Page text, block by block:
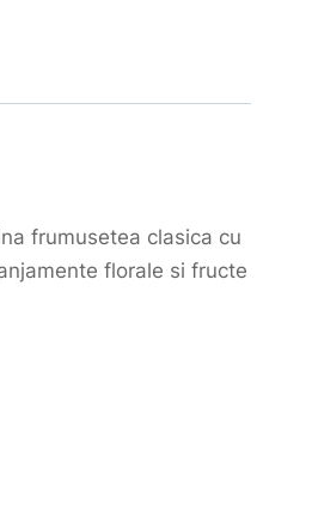
frumusetea clasica cu
florale si fructe